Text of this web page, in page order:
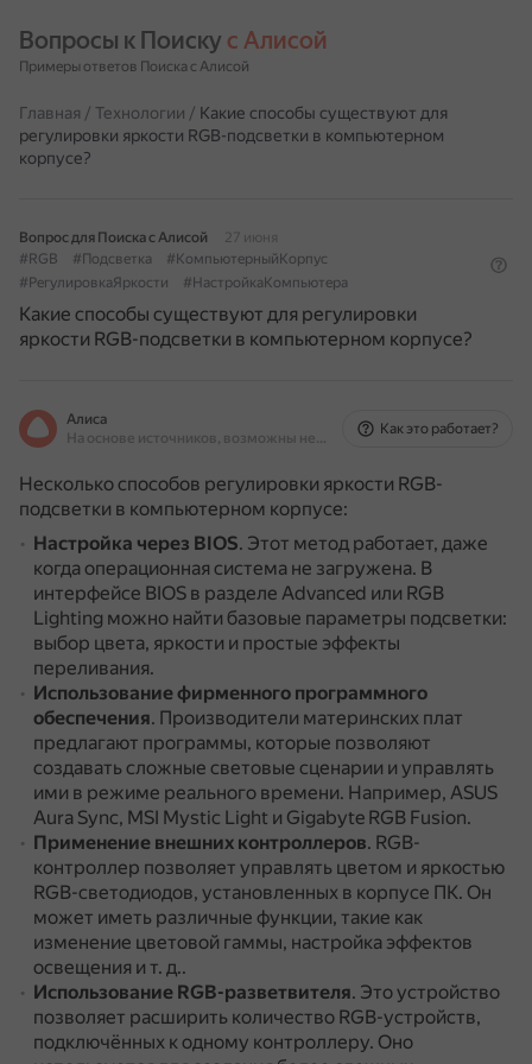
Вопросы к Поиску с Алисой
Примеры ответов Поиска с Алисой
Главная / Технологии / Какие способы существуют для
регулировки яркости RGB-подсветки в компьютерном
корпусе?
Вопрос для Поиска с Алисой
27 июня
#RGB
#Подсветка
#КомпьютерныйКорпус
#РегулировкаЯркости
#НастройкаКомпьютера
Какие способы существуют для регулировки
яркости RGB-подсветки в компьютерном корпусе?
Алиса
На основе источников, возможны неточности
Как это работает?
Несколько способов регулировки яркости RGB-
подсветки в компьютерном корпусе:
Настройка через BIOS. Этот метод работает, даже
когда операционная система не загружена. В
интерфейсе BIOS в разделе Advanced или RGB
Lighting можно найти базовые параметры подсветки:
выбор цвета, яркости и простые эффекты
переливания.
Использование фирменного программного
обеспечения. Производители материнских плат
предлагают программы, которые позволяют
создавать сложные световые сценарии и управлять
ими в режиме реального времени. Например, ASUS
Aura Sync, MSI Mystic Light и Gigabyte RGB Fusion.
Применение внешних контроллеров. RGB-
контроллер позволяет управлять цветом и яркостью
RGB-светодиодов, установленных в корпусе ПК. Он
может иметь различные функции, такие как
изменение цветовой гаммы, настройка эффектов
освещения и т. д..
Использование RGB-разветвителя. Это устройство
позволяет расширить количество RGB-устройств,
подключённых к одному контроллеру. Оно